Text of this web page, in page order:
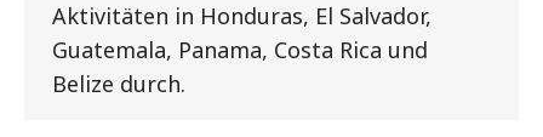
Aktivitäten in Honduras, El Salvador,
Guatemala, Panama, Costa Rica und
Belize durch.